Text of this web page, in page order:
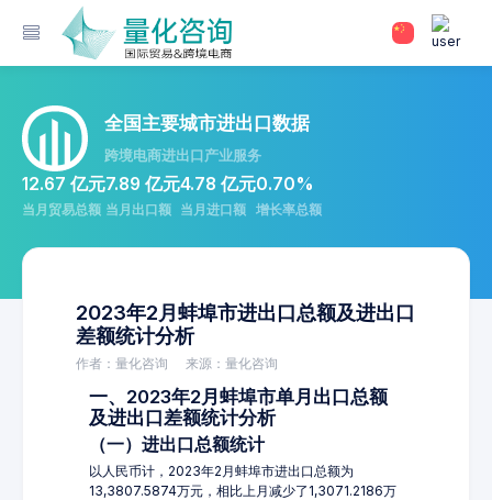
全国主要城市进出口数据
跨境电商进出口产业服务
12.67 亿元
当月贸易总额
7.89 亿元
当月出口额
4.78 亿元
当月进口额
0.70%
增长率总额
2023年2月蚌埠市进出口总额及进出口
差额统计分析
作者：量化咨询 来源：量化咨询
一、2023年2月蚌埠市单月出口总额
及进出口差额统计分析
（一）进出口总额统计
以人民币计，2023年2月蚌埠市进出口总额为
13,3807.5874万元，相比上月减少了1,3071.2186万